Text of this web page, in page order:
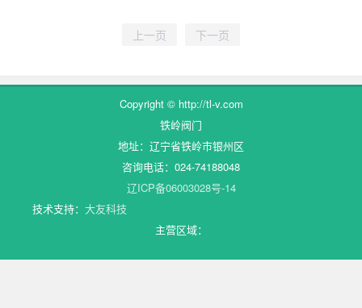
Copyright © http://tl-v.com
铁岭阀门
地址：辽宁省铁岭市银州区
咨询电话：024-74188048
辽ICP备06003028号-14
技术支持： 大友科技
主营区域：